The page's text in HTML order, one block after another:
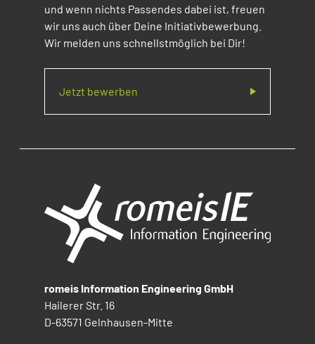
und wenn nichts Passendes dabei ist, freuen
wir uns auch über Deine Initiativbewerbung.
Wir melden uns schnellstmöglich bei Dir!
Jetzt bewerben
romeis Information Engineering GmbH
Hailerer Str. 16
D-63571 Gelnhausen-Mitte